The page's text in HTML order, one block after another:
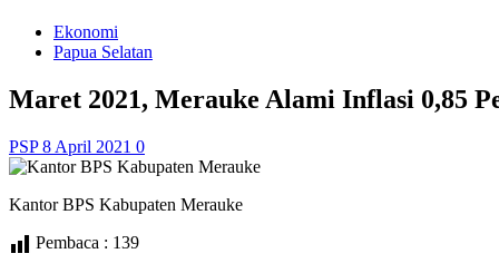
Ekonomi
Papua Selatan
Maret 2021, Merauke Alami Inflasi 0,85
PSP8 April 2021 0
Kantor BPS Kabupaten Merauke
Pembaca : 139